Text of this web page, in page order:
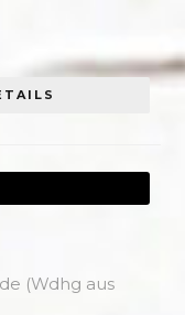
(Wdhg aus